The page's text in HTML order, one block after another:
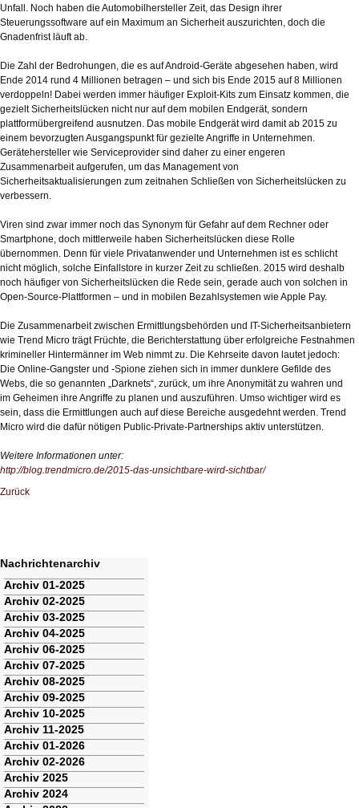
Unfall. Noch haben die Automobilhersteller Zeit, das Design ihrer
Steuerungssoftware auf ein Maximum an Sicherheit auszurichten, doch die
Gnadenfrist läuft ab.
Die Zahl der Bedrohungen, die es auf Android-Geräte abgesehen haben, wird
Ende 2014 rund 4 Millionen betragen – und sich bis Ende 2015 auf 8 Millionen
verdoppeln! Dabei werden immer häufiger Exploit-Kits zum Einsatz kommen, die
gezielt Sicherheitslücken nicht nur auf dem mobilen Endgerät, sondern
plattformübergreifend ausnutzen. Das mobile Endgerät wird damit ab 2015 zu
einem bevorzugten Ausgangspunkt für gezielte Angriffe in Unternehmen.
Gerätehersteller wie Serviceprovider sind daher zu einer engeren
Zusammenarbeit aufgerufen, um das Management von
Sicherheitsaktualisierungen zum zeitnahen Schließen von Sicherheitslücken zu
verbessern.
Viren sind zwar immer noch das Synonym für Gefahr auf dem Rechner oder
Smartphone, doch mittlerweile haben Sicherheitslücken diese Rolle
übernommen. Denn für viele Privatanwender und Unternehmen ist es schlicht
nicht möglich, solche Einfallstore in kurzer Zeit zu schließen. 2015 wird deshalb
noch häufiger von Sicherheitslücken die Rede sein, gerade auch von solchen in
Open-Source-Plattformen – und in mobilen Bezahlsystemen wie Apple Pay.
Die Zusammenarbeit zwischen Ermittlungsbehörden und IT-Sicherheitsanbietern
wie Trend Micro trägt Früchte, die Berichterstattung über erfolgreiche Festnahmen
krimineller Hintermänner im Web nimmt zu. Die Kehrseite davon lautet jedoch:
Die Online-Gangster und -Spione ziehen sich in immer dunklere Gefilde des
Webs, die so genannten „Darknets“, zurück, um ihre Anonymität zu wahren und
im Geheimen ihre Angriffe zu planen und auszuführen. Umso wichtiger wird es
sein, dass die Ermittlungen auch auf diese Bereiche ausgedehnt werden. Trend
Micro wird die dafür nötigen Public-Private-Partnerships aktiv unterstützen.
Weitere Informationen unter:
http://blog.trendmicro.de/2015-das-unsichtbare-wird-sichtbar/
Zurück
Nachrichtenarchiv
Navigation
überspringen
Archiv 01-2025
Archiv 02-2025
Archiv 03-2025
Archiv 04-2025
Archiv 06-2025
Archiv 07-2025
Archiv 08-2025
Archiv 09-2025
Archiv 10-2025
Archiv 11-2025
Archiv 01-2026
Archiv 02-2026
Archiv 2025
Archiv 2024